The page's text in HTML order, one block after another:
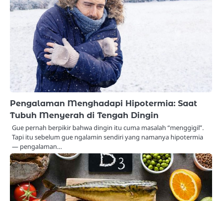
Pengalaman Menghadapi Hipotermia: Saat
Tubuh Menyerah di Tengah Dingin
Gue pernah berpikir bahwa dingin itu cuma masalah “menggigil”.
Tapi itu sebelum gue ngalamin sendiri yang namanya hipotermia
— pengalaman…